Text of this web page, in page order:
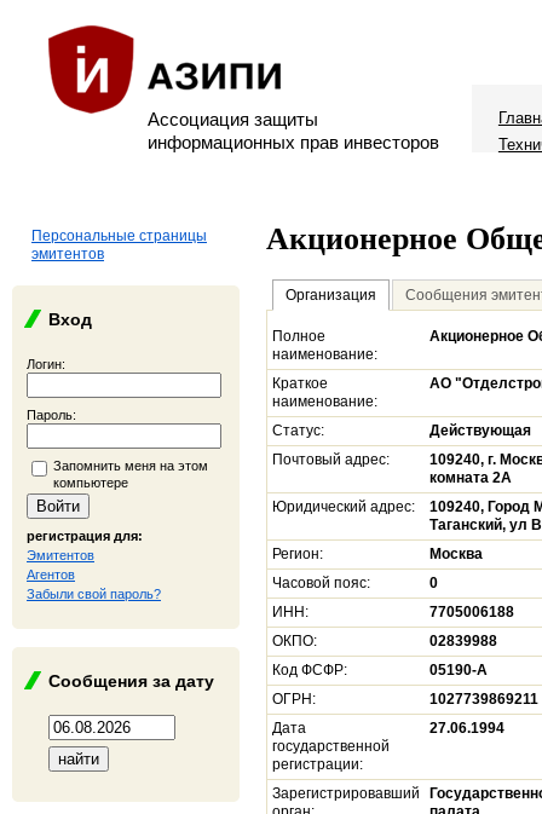
Ассоциация защиты
информационных прав инвесторов
Персональные страницы
эмитентов
Вход
Логин:
Пароль:
Запомнить меня на этом
компьютере
регистрация для:
Эмитентов
Агентов
Забыли свой пароль?
Сообщения за дату
Акционерное
Организация Сообщения
Полное
наименование:
Акционерное
Краткое
наименование:
АО
Статус:
Действующая
Почтовый адрес:
109240, г.
комната 2А
Юридический адрес:
109240, Город
Таганский, ул
Регион:
Москва
Часовой пояс:
0
ИНН:
7705006188
ОКПО:
02839988
Код ФСФР:
05190-A
ОГРН:
1027739869211
Дата
государственной
регистрации:
27.06.1994
Зарегистрировавший